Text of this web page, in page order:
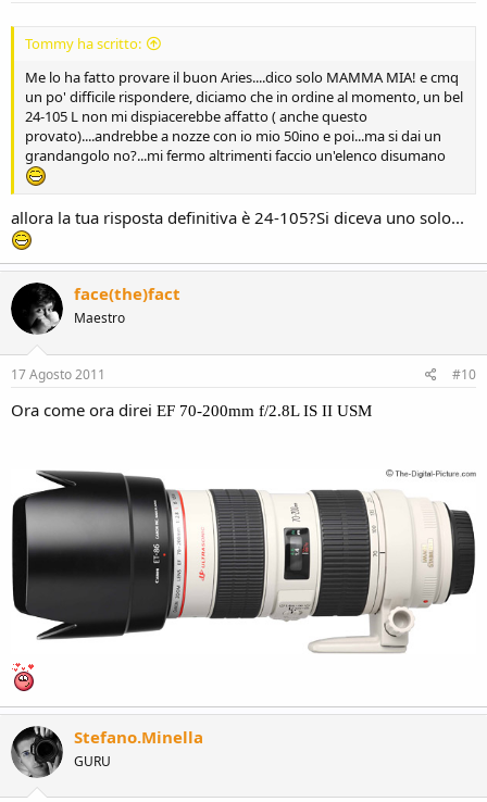
Tommy ha scritto:
Me lo ha fatto provare il buon Aries....dico solo MAMMA MIA! e cmq
un po' difficile rispondere, diciamo che in ordine al momento, un bel
24-105 L non mi dispiacerebbe affatto ( anche questo
provato)....andrebbe a nozze con io mio 50ino e poi...ma si dai un
grandangolo no?...mi fermo altrimenti faccio un'elenco disumano
allora la tua risposta definitiva è 24-105?Si diceva uno solo...
face(the)fact
Maestro
17 Agosto 2011 #10
Ora come ora direi EF 70-200mm f/2.8L IS II USM
Stefano.Minella
GURU